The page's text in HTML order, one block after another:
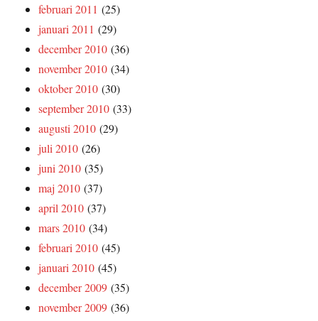
februari 2011 (25)
januari 2011 (29)
december 2010 (36)
november 2010 (34)
oktober 2010 (30)
september 2010 (33)
augusti 2010 (29)
juli 2010 (26)
juni 2010 (35)
maj 2010 (37)
april 2010 (37)
mars 2010 (34)
februari 2010 (45)
januari 2010 (45)
december 2009 (35)
november 2009 (36)